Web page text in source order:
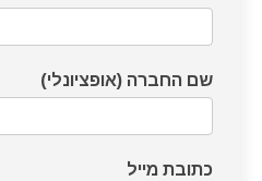
צרו
קשר
שם החברה (אופציונלי)
כתובת מייל